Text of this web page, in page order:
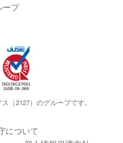
ープ
（2127）のグループです。
について